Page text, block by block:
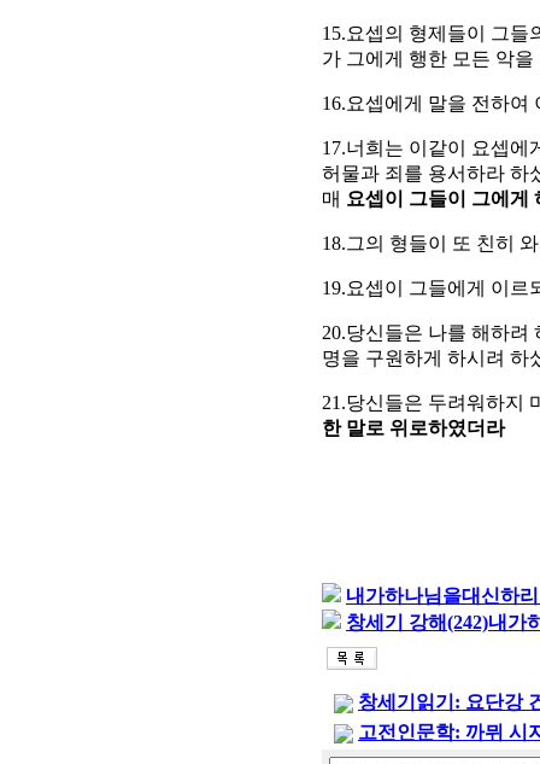
15.요셉의 형제들이 그들
가 그에게 행한 모든 악
16.요셉에게 말을 전하여
17.너희는 이같이 요셉에
허물과 죄를 용서하라 하
매 요셉이 그들이 그에게
18.그의 형들이 또 친히
19.요셉이 그들에게 이
20.당신들은 나를 해하려
명을 구원하게 하시려 하
21.당신들은 두려워하지
한 말로 위로하였더라
내가하나님을대신하
창세기 강해(242)내가
창세기읽기: 요단강
고전인문학: 까뮈 시